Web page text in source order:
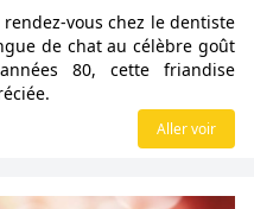
vous chez le dentiste
de chat au célèbre goût
80, cette friandise
Aller voir